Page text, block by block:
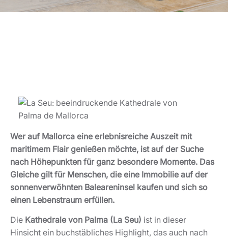
Wer auf Mallorca eine erlebnisreiche Auszeit mit
maritimem Flair genießen möchte, ist auf der Suche
nach Höhepunkten für ganz besondere Momente. Das
Gleiche gilt für Menschen, die eine Immobilie auf der
sonnenverwöhnten Baleareninsel kaufen und sich so
einen Lebenstraum erfüllen.
Die Kathedrale von Palma (La Seu) ist in dieser
Hinsicht ein buchstäbliches Highlight, das auch nach